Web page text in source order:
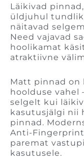
Läikivad
üldjuhul
näitavad
Need vajavad
hoolikamat
atraktiivne
Matt pinnad on
hoolduse vahel
selgelt kui
kasutusjälgi nii
pinnad.
Anti-
paremat
kasutusele.